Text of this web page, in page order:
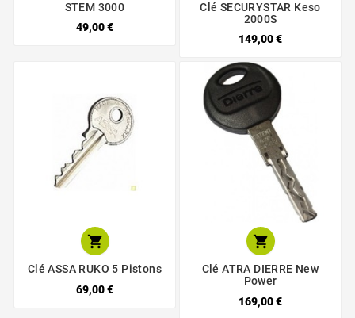
STEM 3000
49,00 €
Clé SECURYSTAR Keso
2000S
149,00 €

Clé ASSA RUKO 5 Pistons
69,00 €

Clé ATRA DIERRE New
Power
169,00 €